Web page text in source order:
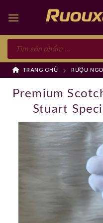
Tìm
kiếm
phẩm
TRANG CHỦ RƯỢU
Premium
Stuart